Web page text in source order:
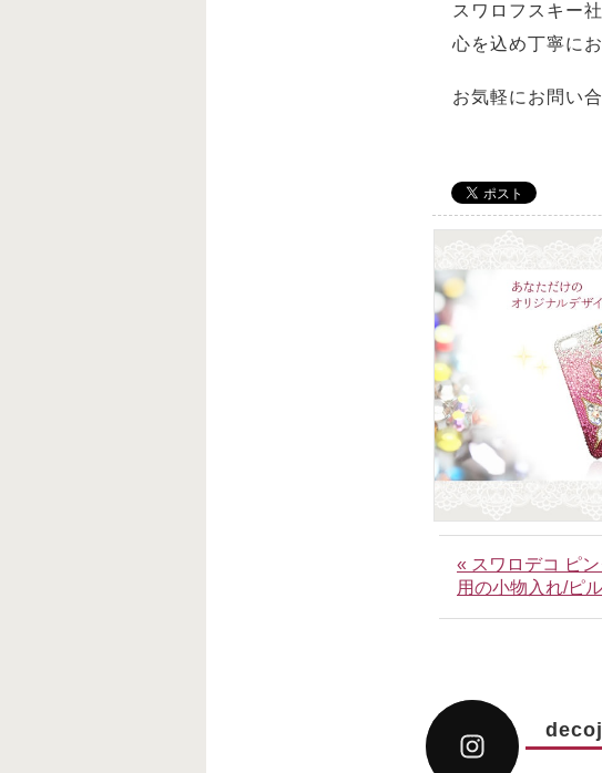
スワロフスキー
心を込め丁寧に
お気軽にお問い
« スワロデコ ピ
用の小物入れ/ピ